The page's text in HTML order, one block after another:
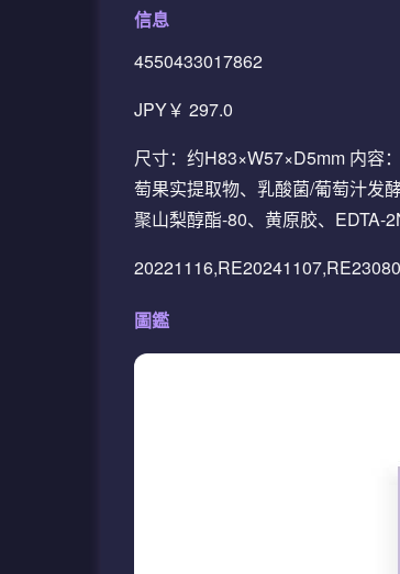
信息
4550433017862
JPY￥ 297.0
尺寸：约H83×W57×D5mm 内容
萄果实提取物、乳酸菌/葡萄汁发
聚山梨醇酯-80、黄原胶、EDTA-
圖鑑